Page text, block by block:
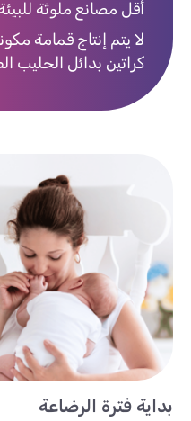
أقل مصانع ملوثة
لا يتم إنتاج قمامة
كراتين بدائل الحليب
بداية فترة الرضاعة